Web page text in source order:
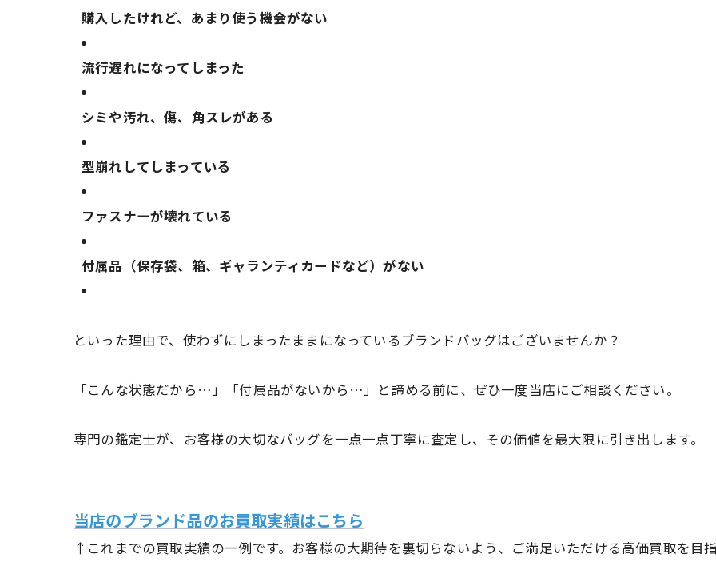
購入したけれど、あまり使う機会がない
流行遅れになってしまった
シミや汚れ、傷、角スレがある
型崩れしてしまっている
ファスナーが壊れている
付属品（保存袋、箱、ギャランティカードなど）がない
といった理由で、使わずにしまったままになっているブランドバッグはございませんか？
「こんな状態だから…」「付属品がないから…」と諦める前に、ぜひ一度当店にご相談ください。
専門の鑑定士が、お客様の大切なバッグを一点一点丁寧に査定し、その価値を最大限に引き出します。
当店のブランド品のお買取実績はこちら
↑これまでの買取実績の一例です。お客様の大期待を裏切らないよう、ご満足いただける高価買取を目指